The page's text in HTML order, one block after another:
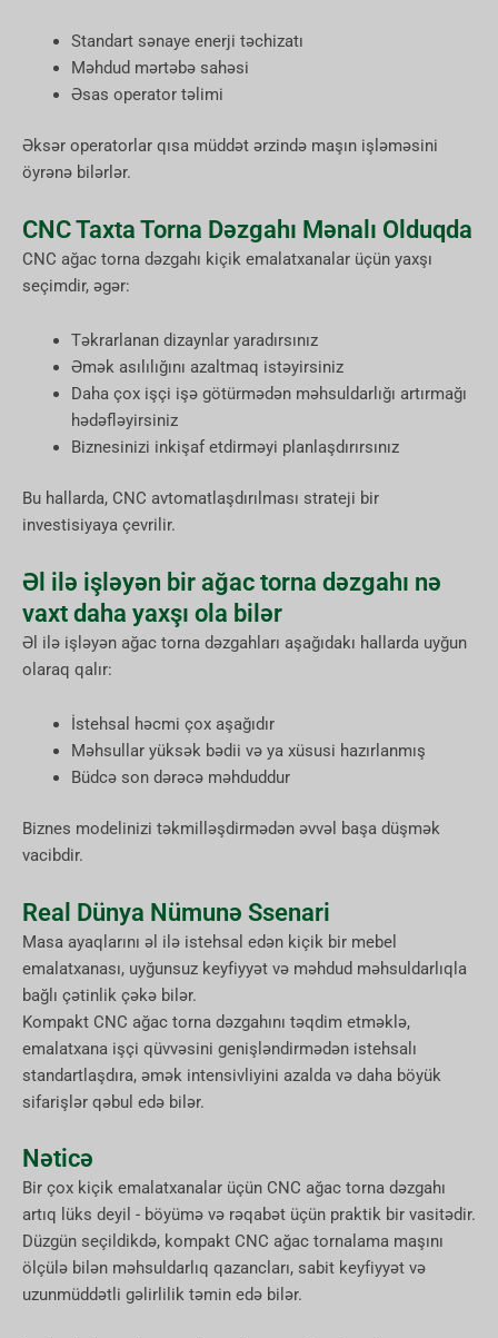
Standart sənaye enerji təchizatı
Məhdud mərtəbə sahəsi
Əsas operator təlimi
Əksər operatorlar qısa müddət ərzində maşın işləməsini
öyrənə bilərlər.
CNC Taxta Torna Dəzgahı Mənalı Olduqda
CNC ağac torna dəzgahı kiçik emalatxanalar üçün yaxşı
seçimdir, əgər:
Təkrarlanan dizaynlar yaradırsınız
Əmək asılılığını azaltmaq istəyirsiniz
Daha çox işçi işə götürmədən məhsuldarlığı artırmağı
hədəfləyirsiniz
Biznesinizi inkişaf etdirməyi planlaşdırırsınız
Bu hallarda, CNC avtomatlaşdırılması strateji bir
investisiyaya çevrilir.
Əl ilə işləyən bir ağac torna dəzgahı nə
vaxt daha yaxşı ola bilər
Əl ilə işləyən ağac torna dəzgahları aşağıdakı hallarda uyğun
olaraq qalır:
İstehsal həcmi çox aşağıdır
Məhsullar yüksək bədii və ya xüsusi hazırlanmış
Büdcə son dərəcə məhduddur
Biznes modelinizi təkmilləşdirmədən əvvəl başa düşmək
vacibdir.
Real Dünya Nümunə Ssenari
Masa ayaqlarını əl ilə istehsal edən kiçik bir mebel
emalatxanası, uyğunsuz keyfiyyət və məhdud məhsuldarlıqla
bağlı çətinlik çəkə bilər.
Kompakt CNC ağac torna dəzgahını təqdim etməklə,
emalatxana işçi qüvvəsini genişləndirmədən istehsalı
standartlaşdıra, əmək intensivliyini azalda və daha böyük
sifarişlər qəbul edə bilər.
Nəticə
Bir çox kiçik emalatxanalar üçün CNC ağac torna dəzgahı
artıq lüks deyil - böyümə və rəqabət üçün praktik bir vasitədir.
Düzgün seçildikdə, kompakt CNC ağac tornalama maşını
ölçülə bilən məhsuldarlıq qazancları, sabit keyfiyyət və
uzunmüddətli gəlirlilik təmin edə bilər.